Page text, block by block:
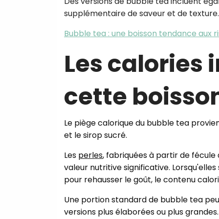
supplémentaire de saveur et de texture.
Bubble tea : une boisson tendance aux
Les calories
cette
Le piège calorique du bubble tea
et le sirop sucré.
Les perles, fabriquées à partir de
valeur nutritive significative.
pour rehausser le goût, le contenu
Une portion standard de bubble tea
versions plus élaborées ou plus grandes.